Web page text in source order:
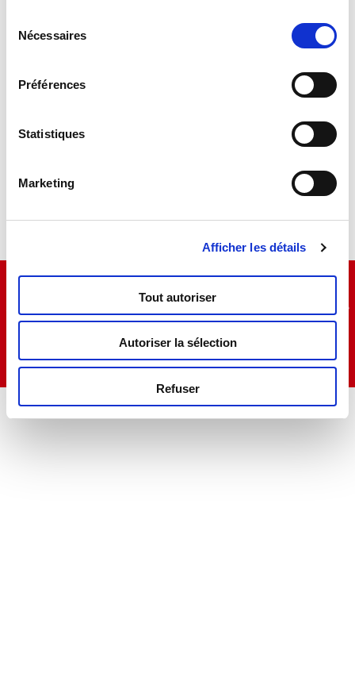
Nécessaires
Préférences
Statistiques
Marketing
Afficher les détails
Tout autoriser
Autoriser la sélection
Refuser
Assistance
social : 100 000 € (entièrement libéré) – RCS : 91413 de
Teramo